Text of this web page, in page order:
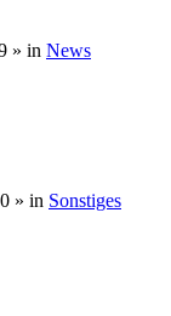
» in News
» in Sonstiges